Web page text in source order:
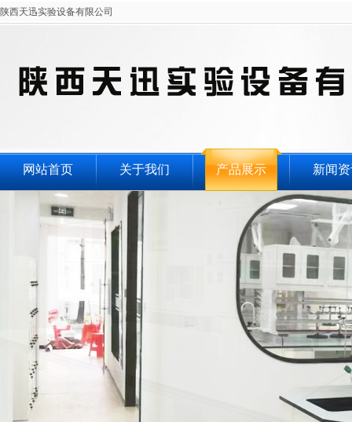
陕西天迅实验设备有限公司
网站首页 关于我们 产品展示 新闻